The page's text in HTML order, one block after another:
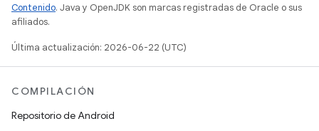
Contenido. Java y OpenJDK son marcas registradas de Oracle o sus
afiliados.
Última actualización: 2026-06-22 (UTC)
COMPILACIÓN
Repositorio de Android